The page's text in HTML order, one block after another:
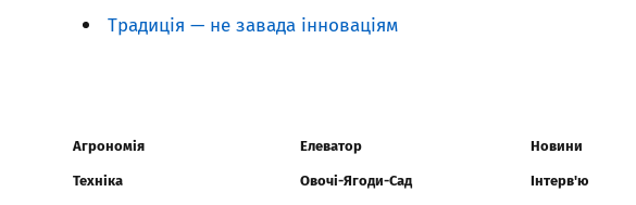
Традиція — не завада інноваціям
Агрономія
Техніка
Елеватор
Овочі-Ягоди-Сад
Новини
Інтерв'ю